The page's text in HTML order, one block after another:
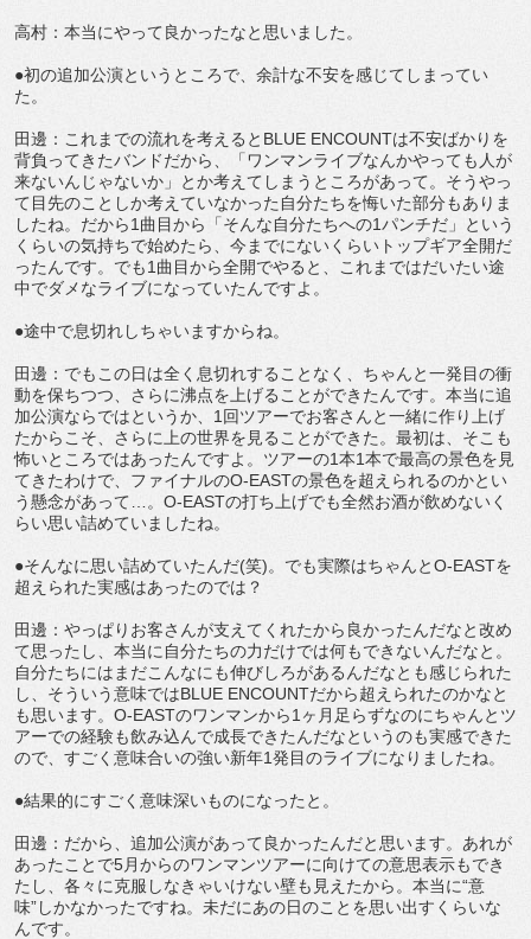
高村：本当にやって良かったなと思いました。
●初の追加公演というところで、余計な不安を感じてしまってい
た。
田邊：これまでの流れを考えるとBLUE ENCOUNTは不安ばかりを
背負ってきたバンドだから、「ワンマンライブなんかやっても人が
来ないんじゃないか」とか考えてしまうところがあって。そうやっ
て目先のことしか考えていなかった自分たちを悔いた部分もありま
したね。だから1曲目から「そんな自分たちへの1パンチだ」という
くらいの気持ちで始めたら、今までにないくらいトップギア全開だ
ったんです。でも1曲目から全開でやると、これまではだいたい途
中でダメなライブになっていたんですよ。
●途中で息切れしちゃいますからね。
田邊：でもこの日は全く息切れすることなく、ちゃんと一発目の衝
動を保ちつつ、さらに沸点を上げることができたんです。本当に追
加公演ならではというか、1回ツアーでお客さんと一緒に作り上げ
たからこそ、さらに上の世界を見ることができた。最初は、そこも
怖いところではあったんですよ。ツアーの1本1本で最高の景色を見
てきたわけで、ファイナルのO-EASTの景色を超えられるのかとい
う懸念があって…。O-EASTの打ち上げでも全然お酒が飲めないく
らい思い詰めていましたね。
●そんなに思い詰めていたんだ(笑)。でも実際はちゃんとO-EASTを
超えられた実感はあったのでは？
田邊：やっぱりお客さんが支えてくれたから良かったんだなと改め
て思ったし、本当に自分たちの力だけでは何もできないんだなと。
自分たちにはまだこんなにも伸びしろがあるんだなとも感じられた
し、そういう意味ではBLUE ENCOUNTだから超えられたのかなと
も思います。O-EASTのワンマンから1ヶ月足らずなのにちゃんとツ
アーでの経験も飲み込んで成長できたんだなというのも実感できた
ので、すごく意味合いの強い新年1発目のライブになりましたね。
●結果的にすごく意味深いものになったと。
田邊：だから、追加公演があって良かったんだと思います。あれが
あったことで5月からのワンマンツアーに向けての意思表示もでき
たし、各々に克服しなきゃいけない壁も見えたから。本当に“意
味”しかなかったですね。未だにあの日のことを思い出すくらいな
んです。